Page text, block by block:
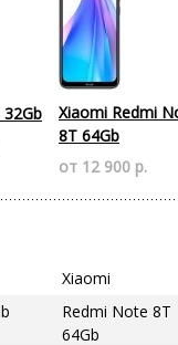
Xiaomi Redmi
8T 64Gb
от 12 900 р.
Xiaomi
Redmi Note 8T
64Gb